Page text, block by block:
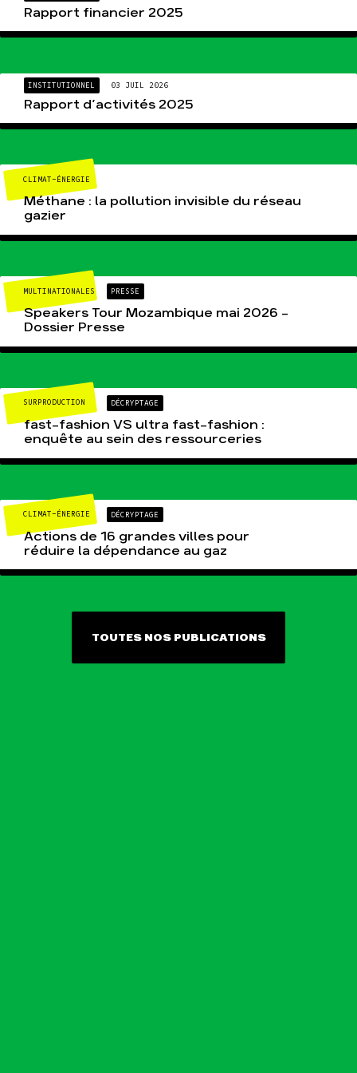
Rapport financier 2025
INSTITUTIONNEL 03 JUIL 2026
Rapport d’activités 2025
CLIMAT-ÉNERGIE
Méthane : la pollution invisible du réseau
gazier
MULTINATIONALES PRESSE
Speakers Tour Mozambique mai 2026 –
Dossier Presse
SURPRODUCTION DÉCRYPTAGE
fast-fashion VS ultra fast-fashion :
enquête au sein des ressourceries
CLIMAT-ÉNERGIE DÉCRYPTAGE
Actions de 16 grandes villes pour
réduire la dépendance au gaz
TOUTES NOS PUBLICATIONS